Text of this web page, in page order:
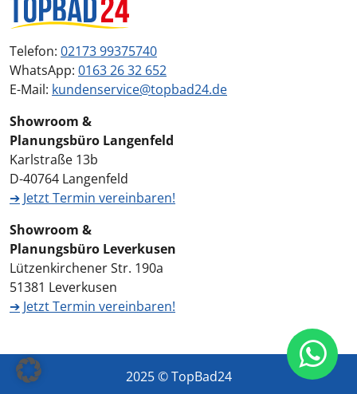
Telefon: 02173 99375740
WhatsApp: 0163 26 32 652
E-Mail: kundenservice@topbad24.de
Showroom &
Planungsbüro Langenfeld
Karlstraße 13b
D-40764 Langenfeld
➔ Jetzt Termin vereinbaren!
Showroom &
Planungsbüro Leverkusen
Lützenkirchener Str. 190a
51381 Leverkusen
➔ Jetzt Termin vereinbaren!
2025 © TopBad24